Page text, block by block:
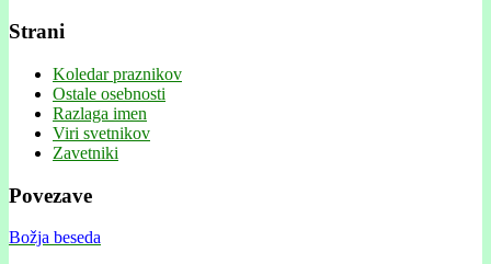
Strani
Koledar praznikov
Ostale osebnosti
Razlaga imen
Viri svetnikov
Zavetniki
Povezave
Božja beseda